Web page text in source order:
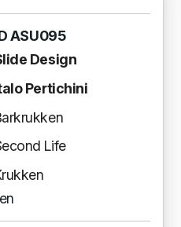
ASU095
Design
Pertichini
Life